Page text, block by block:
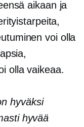
aikaan ja
voi olla
olla vaikeaa.
hyväksi
hyvää